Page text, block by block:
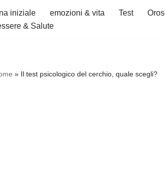
iniziale emozioni & vita Test
& Salute
» Il test psicologico del cerchio, quale scegli?